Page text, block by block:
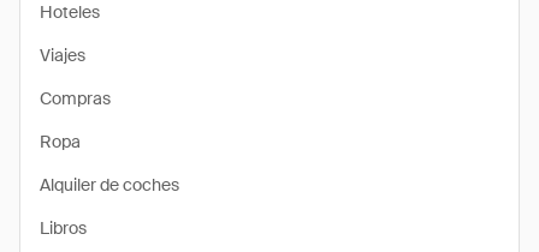
Hoteles
Viajes
Compras
Ropa
Alquiler de coches
Libros